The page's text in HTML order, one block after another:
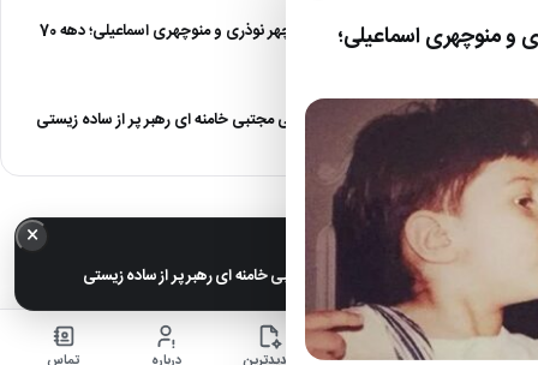
صمیمت دیدنی منوچهر نوذری و منوچهری اسماعیلی؛ دهه 70
عکس های خانوادگی مجتبی خامنه ای رهبر پر از ساده زیستی
منوچهری اسماعیلی؛
× خبر مهم
عکس های خانوادگی مجتبی خامنه ای رهبر پر از ساده زیستی